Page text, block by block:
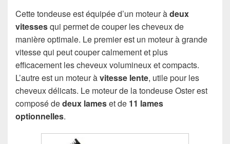
Cette tondeuse est équipée d’un moteur àdeux
vitessesqui permet de couper les cheveux de
manière optimale. Le premier est un moteur à grande
vitesse qui peut couper calmement et plus
efficacement les cheveux volumineux et compacts.
L’autre est un moteur àvitesse lente, utile pour les
cheveux délicats. Le moteur de la tondeuse Oster est
composé dedeux lameset de 11 lames
optionnelles.